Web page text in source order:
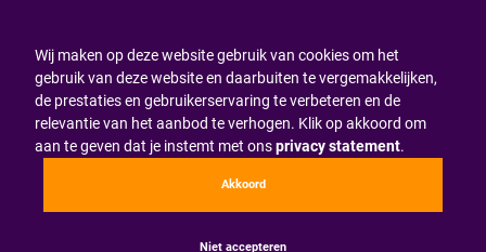
Wij maken op deze website gebruik van cookies om het
gebruik van deze website en daarbuiten te vergemakkelijken,
de prestaties en gebruikerservaring te verbeteren en de
relevantie van het aanbod te verhogen. Klik op akkoord om
aan te geven dat je instemt met onsprivacy statement.
Akkoord
Niet accepteren